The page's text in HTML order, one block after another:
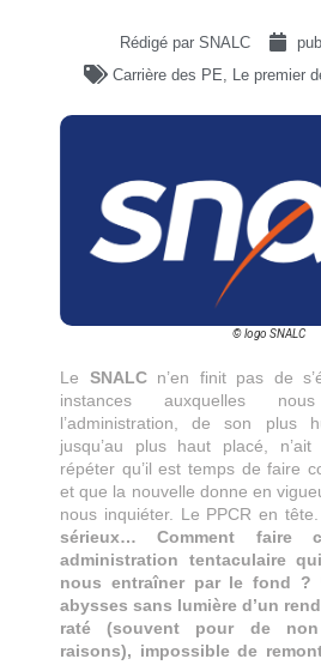
Rédigé par SNALC
Carrière des PE
Le premier
© logo SNALC
Le SNALCn’en finit pas de
instances auxquelles
l’administration, de son plus
jusqu’au plus haut placé,
répéter qu’il est temps de faire
et que la nouvelle donne en
nous inquiéter. Le PPCR en tête.
sérieux… Comment faire
administration tentaculaire
nous entraîner par le fond ?
abysses sans lumière d’un
raté (souvent pour de
raisons), impossible de